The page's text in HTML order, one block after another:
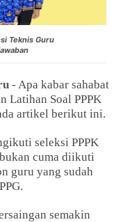
Teknis Guru
- Apa kabar sahabat
Latihan Soal PPPK
artikel berikut ini.
seleksi PPPK
cuma diikuti
guru yang sudah
semakin